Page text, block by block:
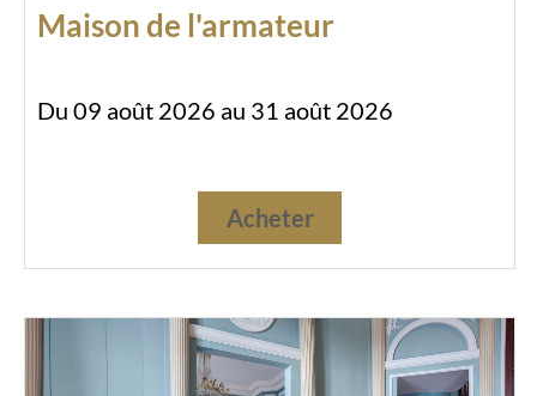
Maison de l'armateur
Du 09 août 2026 au 31 août 2026
Acheter